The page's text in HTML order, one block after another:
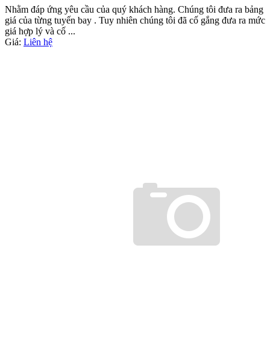
Nhằm đáp ứng yêu cầu của quý khách hàng. Chúng tôi đưa ra bảng
giá của từng tuyến bay . Tuy nhiên chúng tôi đã cố gắng đưa ra mức
giá hợp lý và cố ...
Giá: Liên hệ